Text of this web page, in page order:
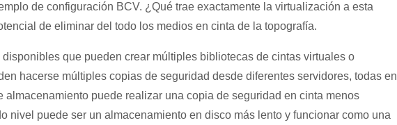
de configuración BCV. ¿Qué trae exactamente la virtualización a esta
de eliminar del todo los medios en cinta de la topografía.
que pueden crear múltiples bibliotecas de cintas virtuales o
hacerse múltiples copias de seguridad desde diferentes servidores, todas en
almacenamiento puede realizar una copia de seguridad en cinta menos
nivel puede ser un almacenamiento en disco más lento y funcionar como una